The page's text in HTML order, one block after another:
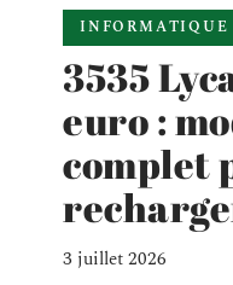
INFORMATIQUE
3535
euro :
complet
3 juillet 2026